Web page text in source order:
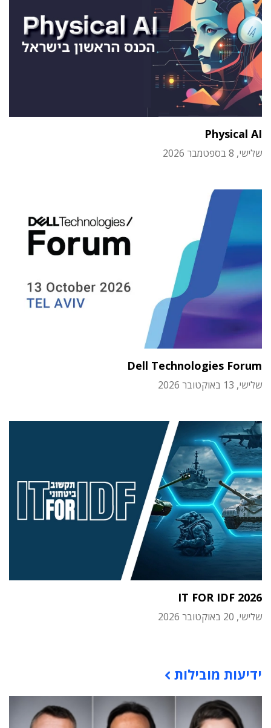
Physical AI
שלישי, 8 בספטמבר 2026
Dell Technologies Forum
שלישי, 13 באוקטובר 2026
IT FOR IDF 2026
שלישי, 20 באוקטובר 2026
ידיעות מובילות